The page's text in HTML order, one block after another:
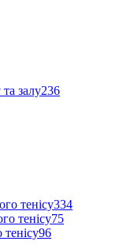
залу236
тенісу334
тенісу75
тенісу96